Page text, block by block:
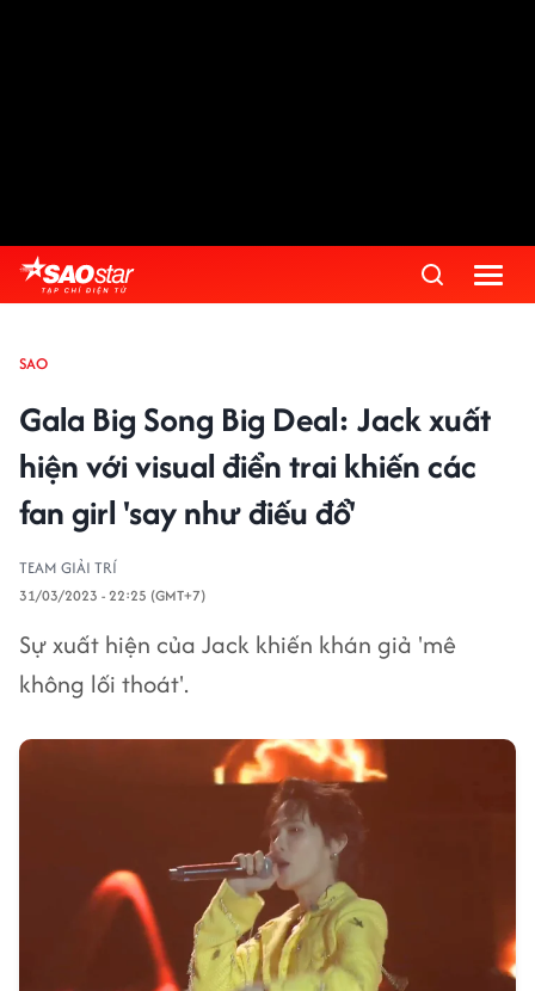
SAO
Gala Big Song Big Deal: Jack xuất
hiện với visual điển trai khiến các
fan girl 'say như điếu đổ'
TEAM GIẢI TRÍ
31/03/2023 - 22:25 (GMT+7)
Sự xuất hiện của Jack khiến khán giả 'mê
không lối thoát'.